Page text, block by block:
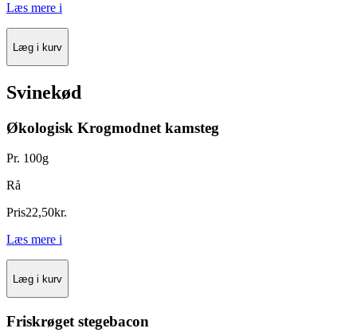
Læs mere i
Læg i kurv
Svinekød
Økologisk Krogmodnet kamsteg
Pr. 100g
Rå
Pris22,50kr.
Læs mere i
Læg i kurv
Friskrøget stegebacon